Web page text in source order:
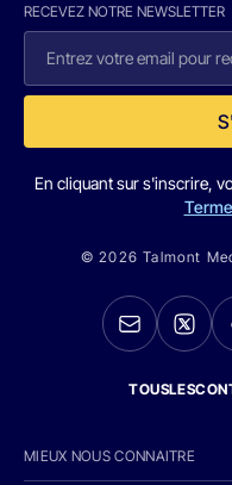
RECEVEZ NOTRE NEWSLETTER
En cliquant sur s'inscrire,
© 2026 Talmont
MIEUX NOUS CONNAITRE